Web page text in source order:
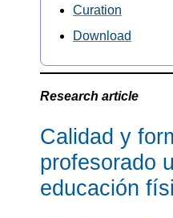
Curation
Download
Research article
Calidad y
profesorado
educación